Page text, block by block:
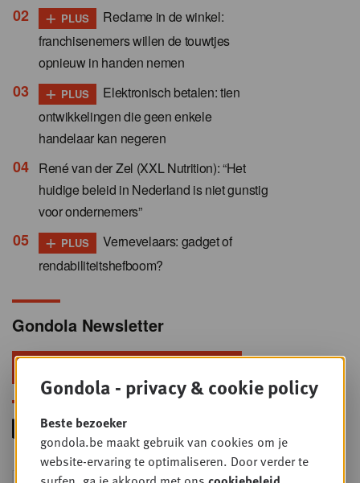
+ PLUS
Reclame in de winkel:
franchisenemers willen de touwtjes
opnieuw in handen nemen
+ PLUS
Elektronisch betalen: tien
ontwikkelingen die geen enkele
handelaar kan negeren
René van der Zel (XXL Nutrition): “Het
huidige beleid in Nederland is niet gunstig
voor ondernemers”
+ PLUS
Vernevelaars: gadget of
rendabiliteitshefboom?
Gondola Newsletter
Gondola - privacy & cookie policy
Beste bezoeker
gondola.be maakt gebruik van cookies om je
website-ervaring te optimaliseren. Door verder te